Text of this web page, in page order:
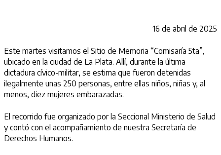
16 de abril de 2025
Este martes visitamos el Sitio de Memoria “Comisaría 5ta”,
ubicado en la ciudad de La Plata. Allí, durante la última
dictadura cívico-militar, se estima que fueron detenidas
ilegalmente unas 250 personas, entre ellas niños, niñas y, al
menos, diez mujeres embarazadas.
El recorrido fue organizado por la Seccional Ministerio de Salud
y contó con el acompañamiento de nuestra Secretaría de
Derechos Humanos.